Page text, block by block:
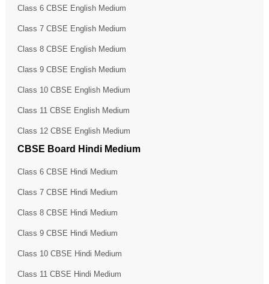
Class 6 CBSE English Medium
Class 7 CBSE English Medium
Class 8 CBSE English Medium
Class 9 CBSE English Medium
Class 10 CBSE English Medium
Class 11 CBSE English Medium
Class 12 CBSE English Medium
CBSE Board Hindi Medium
Class 6 CBSE Hindi Medium
Class 7 CBSE Hindi Medium
Class 8 CBSE Hindi Medium
Class 9 CBSE Hindi Medium
Class 10 CBSE Hindi Medium
Class 11 CBSE Hindi Medium